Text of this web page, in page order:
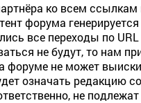
ко всем ссылкам
форума
все переходы по
не будут, то нам
не может
означать редакцию
не